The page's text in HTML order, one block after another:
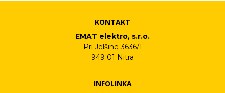
KONTAKT
EMAT elektro, s.r.o.
Pri Jelšine 3636/1
949 01 Nitra
INFOLINKA